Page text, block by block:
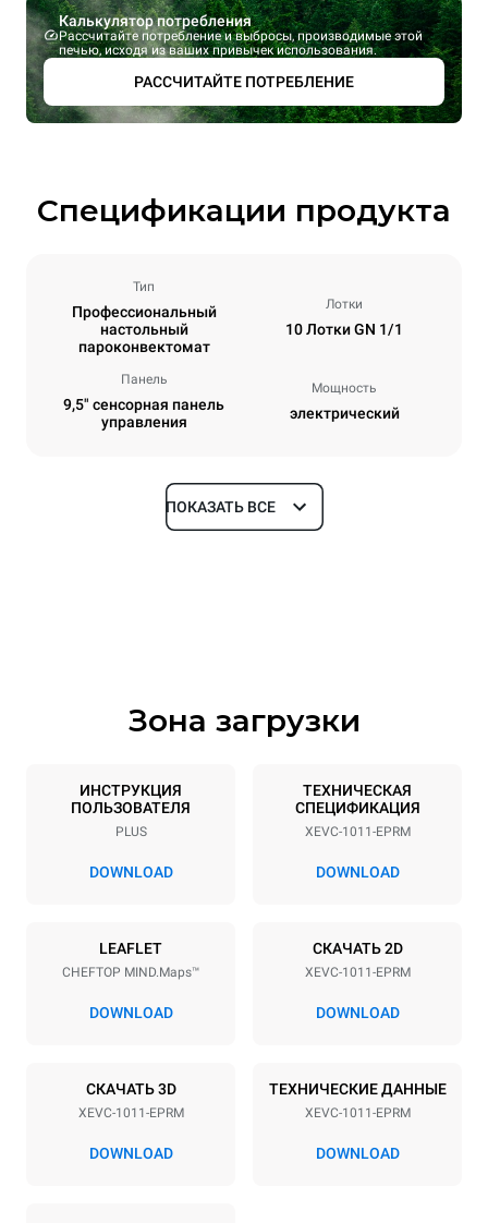
Калькулятор потребления
Рассчитайте потребление и выбросы, производимые этой
печью, исходя из ваших привычек использования.
РАССЧИТАЙТЕ ПОТРЕБЛЕНИЕ
Спецификации продукта
Тип
Профессиональный
настольный
пароконвектомат
Лотки
10 Лотки GN 1/1
Панель
9,5" сенсорная панель
управления
Мощность
электрический
Размеры
Спецификации противней
10 GN 1/1
Расстояние между лотками
67 mm
Напряжение
3~
Příkon
kW
Потребление в квт·ч и выбросы co2
ПОКАЗАТЬ ВСЕ
Зона загрузки
ИНСТРУКЦИЯ
ПОЛЬЗОВАТЕЛЯ
PLUS
DOWNLOAD
ТЕХНИЧЕСКАЯ
СПЕЦИФИКАЦИЯ
XEVC-1011-EPRM
DOWNLOAD
LEAFLET
CHEFTOP MIND.Maps™
DOWNLOAD
СКАЧАТЬ 2D
XEVC-1011-EPRM
DOWNLOAD
СКАЧАТЬ 3D
XEVC-1011-EPRM
DOWNLOAD
ТЕХНИЧЕСКИЕ ДАННЫЕ
XEVC-1011-EPRM
DOWNLOAD